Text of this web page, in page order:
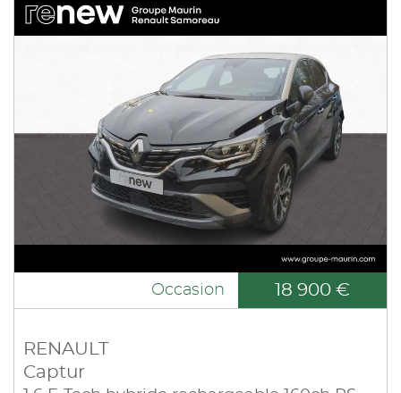
Occasion 18 900 €
RENAULT
Captur